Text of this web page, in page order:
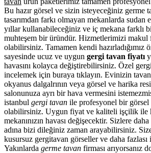
Bu hazır görsel ve sizin isteyeceğiniz germe
tasarımdan farkı olmayan mekanlarda sudan
yıllar kullanabileceğiniz ve iç mekana farklı
muhteşem bir üründür. Hizmetlerimizi makul
olabilirsiniz. Tamamen kendi hazırladığımız
sayesinde ucuz ve uygun gergi tavan fiyatı
havasını kolayca değiştirebilirsiniz. Özel
incelemek için buraya tıklayın. Evinizin
okyanus dalgalrının veya görsel ve harika
salonunuza ayrı bir hava vermesini
istanbul gergi tavan ile profesyonel bir görsel
olabilirsiniz. Uygun fiyat ve kaliteli işçilik ile
mekanınızın havası değişecektir. Sizlere
adına bizi dileğiniz zaman arayabilirsiniz.
kusursuz gergitavan görseller ve daha fazlası
Yakınlarda germe tavan firması arıyorsanız